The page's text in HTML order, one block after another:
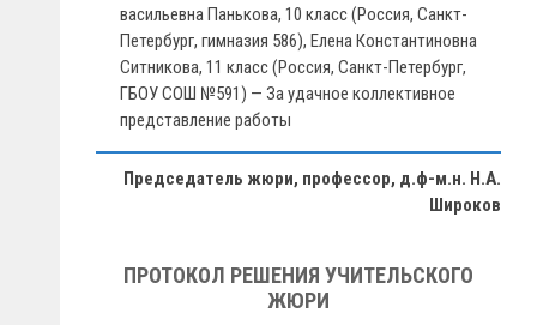
васильевна Панькова, 10 класс (Россия, Санкт-
Петербург, гимназия 586), Елена Константиновна
Ситникова, 11 класс (Россия, Санкт-Петербург,
ГБОУ СОШ №591) — За удачное коллективное
представление работы
Председатель жюри, профессор, д.ф-м.н. Н.А.
Широков
ПРОТОКОЛ РЕШЕНИЯ УЧИТЕЛЬСКОГО
ЖЮРИ